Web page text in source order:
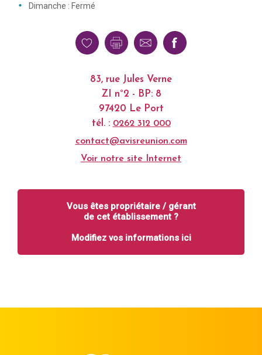
Dimanche : Fermé
83, rue Jules Verne
ZI n°2 - BP: 8
97420 Le Port
tél. : 0262 312 000
contact@avisreunion.com
Voir notre site Internet
Vous êtes propriétaire / gérant
de cet établissement ?
Modifiez vos informations ici